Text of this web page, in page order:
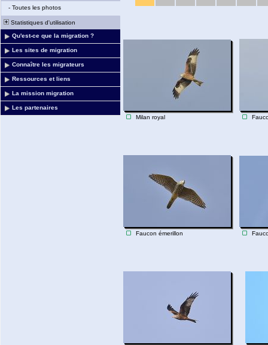
- Toutes les photos
Statistiques d'utilisation
Qu'est-ce que la migration ?
Les sites de migration
Connaître les migrateurs
Ressources et liens
La mission migration
Les partenaires
Milan royal
Faucon émerillon